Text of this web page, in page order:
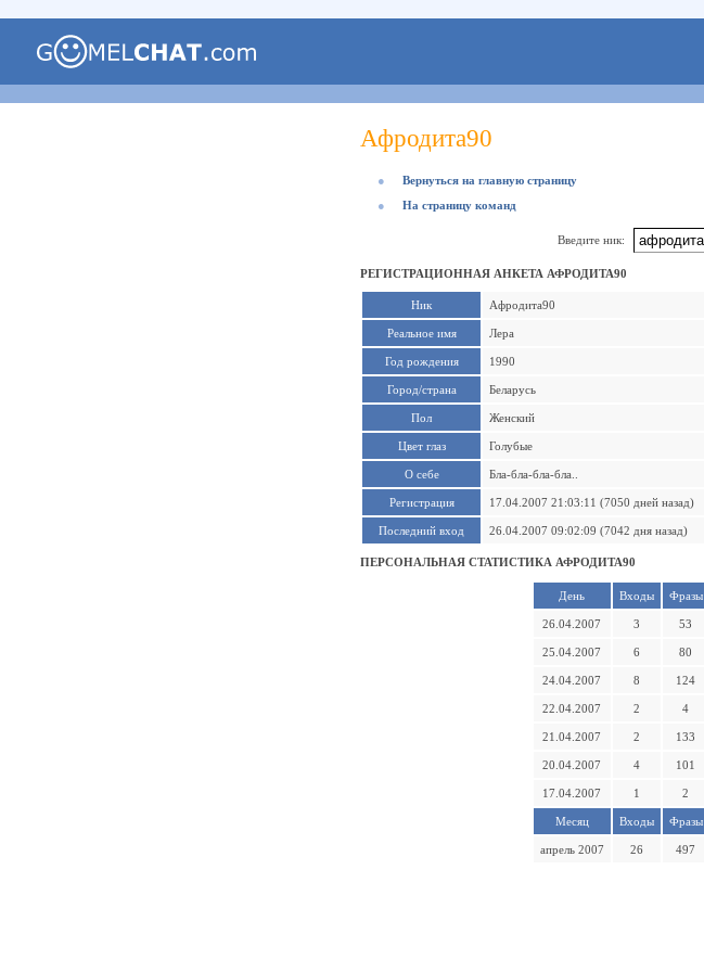
Афродита90
●
Вернуться на главную страницу
●
На страницу команд
Введите ник:
РЕГИСТРАЦИОННАЯ АНКЕТА АФРОДИТА90
Ник Афродита90
Реальное имя Лера
Год рождения 1990
Город/страна Беларусь
Пол Женский
Цвет глаз Голубые
О себе Бла-бла-бла-бла..
Регистрация 17.04.2007 21:03:11 (7050 дней назад)
Последний вход 26.04.2007 09:02:09 (7042 дня назад)
ПЕРСОНАЛЬНАЯ СТАТИСТИКА АФРОДИТА90
День Входы Фразы
26.04.2007 3 53
25.04.2007 6 80
24.04.2007 8 124
22.04.2007 2 4
21.04.2007 2 133
20.04.2007 4 101
17.04.2007 1 2
Месяц Входы Фразы
апрель 2007 26 497